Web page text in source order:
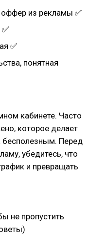
из рекламы ✅
✅
понятная
кабинете. Часто
которое делает
бесполезным. Перед
убедитесь, что
и превращать
не пропустить